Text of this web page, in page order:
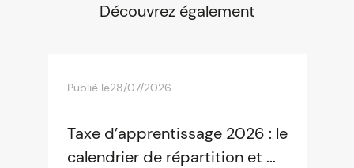
Découvrez également
Publié le28/07/2026
Taxe d’apprentissage 2026 : le
calendrier de répartition et ...